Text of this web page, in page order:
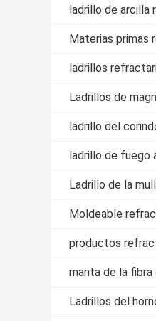
ladrillo de arcilla
Materias primas
ladrillos
Ladrillos de
ladrillo del
ladrillo de fuego
Ladrillo de la
Moldeable
productos
manta de la
Ladrillos del